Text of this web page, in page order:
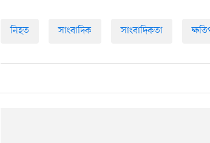
নিহত সাংবাদিক সাংবাদিকতা